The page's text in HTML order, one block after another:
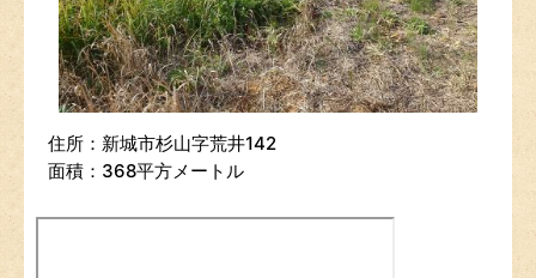
住所：新城市杉山字荒井142
面積：368平方メートル